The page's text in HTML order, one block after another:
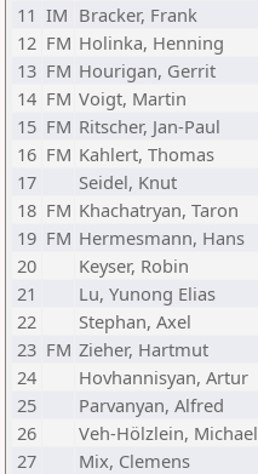
11 IM Bracker, Frank
12 FM Holinka, Henning
13 FM Hourigan, Gerrit
14 FM Voigt, Martin
15 FM Ritscher, Jan-Paul
16 FM Kahlert, Thomas
17
Seidel, Knut
18 FM Khachatryan, Taron
19 FM Hermesmann, Hans
20
Keyser, Robin
21
Lu, Yunong Elias
22
Stephan, Axel
23 FM Zieher, Hartmut
24
Hovhannisyan, Artur
25
Parvanyan, Alfred
26
Veh-Hölzlein, Michael
27
Mix, Clemens